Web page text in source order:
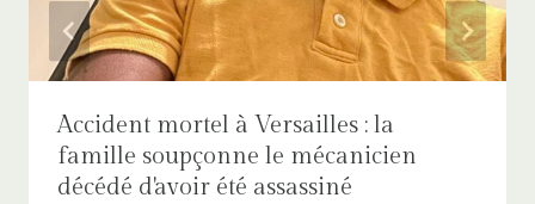
Accident mortel à Versailles : la
famille soupçonne le mécanicien
décédé d'avoir été assassiné